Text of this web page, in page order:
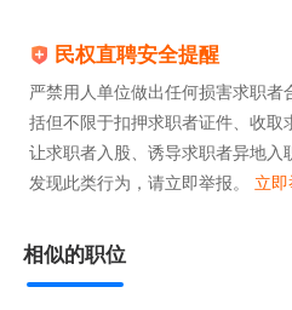
民权直聘安全提醒
严禁用人单位做出任何损害求职
括但不限于扣押求职者证件、收取
让求职者入股、诱导求职者异地入
发现此类行为，请立即举报。 立
相似的职位